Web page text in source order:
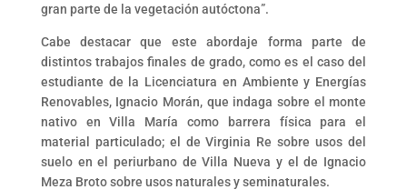
gran parte de la vegetación autóctona”.
Cabe destacar que este abordaje forma parte de
distintos trabajos finales de grado, como es el caso del
estudiante de la Licenciatura en Ambiente y Energías
Renovables, Ignacio Morán, que indaga sobre el monte
nativo en Villa María como barrera física para el
material particulado; el de Virginia Re sobre usos del
suelo en el periurbano de Villa Nueva y el de Ignacio
Meza Broto sobre usos naturales y seminaturales.